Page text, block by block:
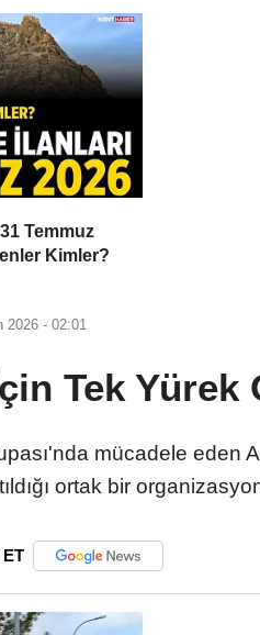
Temmuz
Kimler?
2026 - 02:01
Tek Yürek
mücadele eden A
ortak bir